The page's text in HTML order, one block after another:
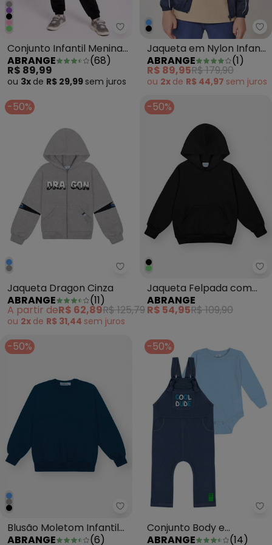
Abrange - Conjunto Infantil
Conjunto Infantil Menina
em Moletom Preto
ABRANGE (68)
R$ 89,99
ou 3x de R$ 29,99 sem juros
Jaqueta em Nylon Infantil
Menino Azul
ABRANGE (1)
R$ 89,95R$ 179,90
ou 2x de R$ 44,97 sem juros
-50%
Abrange - Jaqueta Dragon
Jaqueta Dragon Cinza
ABRANGE
(11)
A partir deR$ 62,89R$ 125,79
ou 2x de R$ 31,44 sem juros
-50%
Jaqueta Felpada com
Capuz Infantil Menino
Preto
ABRANGE
R$ 54,95R$ 109,90
-50%
Abrange - Blusão Moletom
Blusão Moletom Infantil
ABRANGE (6)
-50%
Conjunto Body e
ABRANGE (14)